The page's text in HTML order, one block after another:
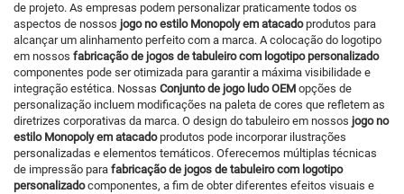
de projeto. As empresas podem personalizar praticamente todos os
aspectos de nossos jogo no estilo Monopoly em atacado produtos para
alcançar um alinhamento perfeito com a marca. A colocação do logotipo
em nossos fabricação de jogos de tabuleiro com logotipo personalizado
componentes pode ser otimizada para garantir a máxima visibilidade e
integração estética. Nossas Conjunto de jogo ludo OEM opções de
personalização incluem modificações na paleta de cores que refletem as
diretrizes corporativas da marca. O design do tabuleiro em nossos jogo no
estilo Monopoly em atacado produtos pode incorporar ilustrações
personalizadas e elementos temáticos. Oferecemos múltiplas técnicas
de impressão para fabricação de jogos de tabuleiro com logotipo
personalizadocomponentes, a fim de obter diferentes efeitos visuais e